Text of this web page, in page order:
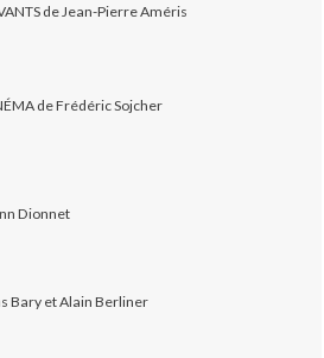
de Jean-Pierre Améris
de Frédéric Sojcher
Dionnet
Bary et Alain Berliner